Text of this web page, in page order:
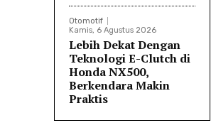
Otomotif
Kamis, 6 Agustus 2026
Lebih Dekat Dengan
Teknologi E-Clutch di
Honda NX500,
Berkendara Makin
Praktis